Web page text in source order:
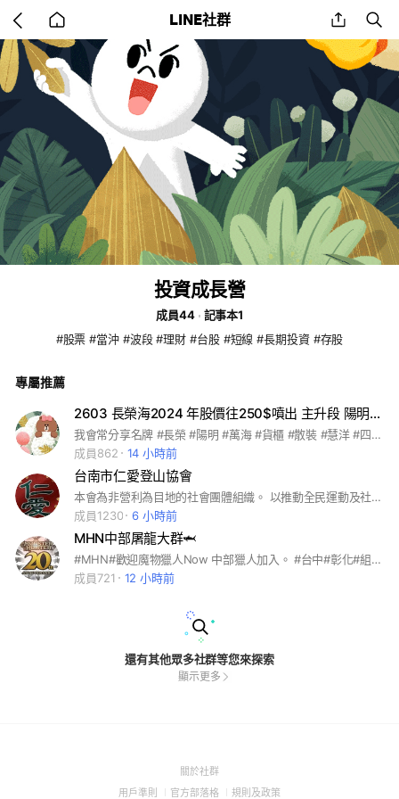
back
to
home
LINE社群 share
投資成長營
成員44
記事本1
#股票 #當沖 #波段 #理財 #台股 #短線 #長期投資 #存股
專屬推薦
2603 長榮海2024 年股價往250$噴出 主升段 陽明 股票 台股 期貨 投資 慧洋 散裝
我會常分享名牌 #長榮 #陽明 #萬海 #貨櫃 #散裝 #慧洋 #四維航 #正德 #裕民 #股票
成員862
14 小時前
台南市仁愛登山協會
本會為非營利為目地的社會團體組織。 以推動全民運動及社會救濟事項為主辦登山/健行…等活動，讓會員達到身心靈健康
成員1230
6 小時前
MHN中部屠龍大群🦈
#MHN#歡迎魔物獵人Now 中部獵人加入。 #台中#彰化#組隊 #MonsterHunter Now_MHN
成員721
12 小時前
還有其他眾多社群等您來探索
顯示更多
關於社群(Open
用戶準則 (Open
官方部落格 (Open
規則及政策(Open